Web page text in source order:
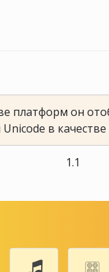
платформ он
в
1.1